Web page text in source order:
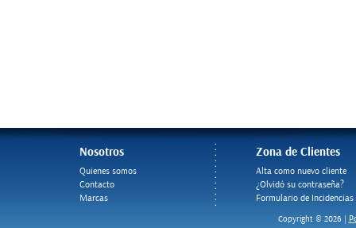
Nosotros
Quienes somos
Contacto
Marcas
Zona de Clientes
Alta como nuevo cliente
¿Olvidó su contraseña?
Formulario de Incidencias
Copyright © 2026 |